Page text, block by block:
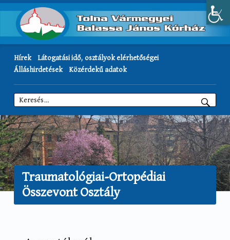
Hírek
Látogatási idő, osztályok elérhetőségei
Álláshirdetések
Közérdekű adatok
Keresés:
Traumatológiai-Ortopédiai
Összevont Osztály